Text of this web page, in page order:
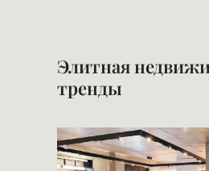
Элитная
тренды